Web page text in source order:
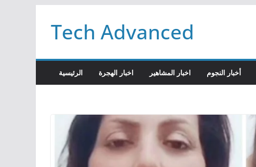
contenu
Tech Advanced
الرئيسية اخبار الهجرة اخبار المشاهير أخبار النجوم